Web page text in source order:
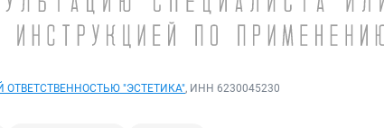
"ЭСТЕТИКА", ИНН 6230045230